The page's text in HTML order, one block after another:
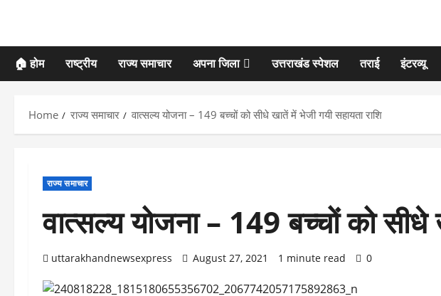
🏠 होम राष्ट्रीय राज्य समाचार अपना जिला उत्तराखंड स्पेशल तराई इंटरव्यू
Home राज्य समाचार वात्सल्य योजना – 149 बच्चों को सीधे खातें में भेजी गयी सहायता राशि
राज्य समाचार
वात्सल्य योजना – 149 बच्चों को सीधे
uttarakhandnewsexpress August 27, 2021 1 minute read 0